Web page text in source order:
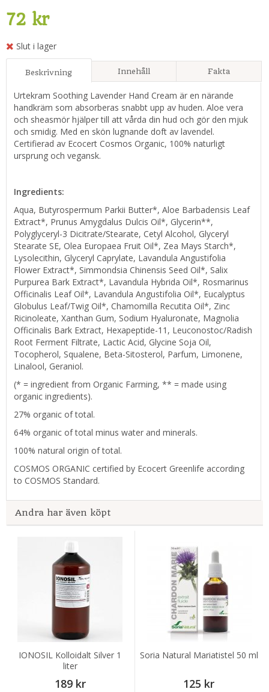
72 kr
Slut i lager
Beskrivning Innehåll Fakta
Urtekram Soothing Lavender Hand Cream är en närande
handkräm som absorberas snabbt upp av huden. Aloe vera
och sheasmör hjälper till att vårda din hud och gör den mjuk
och smidig. Med en skön lugnande doft av lavendel.
Certifierad av Ecocert Cosmos Organic, 100% naturligt
ursprung och vegansk.
Ingredients:
Aqua, Butyrospermum Parkii Butter*, Aloe Barbadensis Leaf
Extract*, Prunus Amygdalus Dulcis Oil*, Glycerin**,
Polyglyceryl-3 Dicitrate/Stearate, Cetyl Alcohol, Glyceryl
Stearate SE, Olea Europaea Fruit Oil*, Zea Mays Starch*,
Lysolecithin, Glyceryl Caprylate, Lavandula Angustifolia
Flower Extract*, Simmondsia Chinensis Seed Oil*, Salix
Purpurea Bark Extract*, Lavandula Hybrida Oil*, Rosmarinus
Officinalis Leaf Oil*, Lavandula Angustifolia Oil*, Eucalyptus
Globulus Leaf/Twig Oil*, Chamomilla Recutita Oil*, Zinc
Ricinoleate, Xanthan Gum, Sodium Hyaluronate, Magnolia
Officinalis Bark Extract, Hexapeptide-11, Leuconostoc/Radish
Root Ferment Filtrate, Lactic Acid, Glycine Soja Oil,
Tocopherol, Squalene, Beta-Sitosterol, Parfum, Limonene,
Linalool, Geraniol.
(* = ingredient from Organic Farming, ** = made using
organic ingredients).
27% organic of total.
64% organic of total minus water and minerals.
100% natural origin of total.
COSMOS ORGANIC certified by Ecocert Greenlife according
to COSMOS Standard.
Andra har även köpt
IONOSIL Kolloidalt Silver 1
liter
189 kr
Soria Natural Mariatistel 50 ml
125 kr